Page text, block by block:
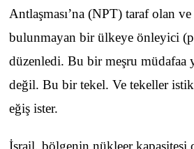
Antlaşması’na (NPT) taraf olan
bulunmayan bir ülkeye önleyici
düzenledi. Bu bir meşru müdafaa
değil. Bu bir tekel. Ve tekeller
eğiş ister.